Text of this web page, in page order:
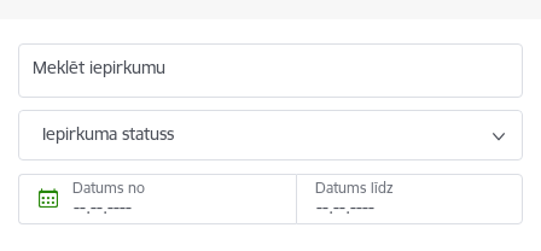
Meklēt iepirkumu
Iepirkuma statuss
Datums no Datums līdz